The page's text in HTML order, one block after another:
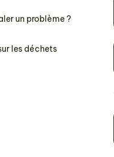
un problème ?
les déchets